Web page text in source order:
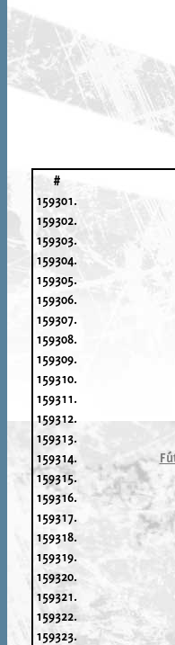
#
159301.
159302.
159303.
159304.
159305.
159306.
159307.
159308.
159309.
159310.
159311.
159312.
159313.
159314.
159315.
159316.
159317.
159318.
159319.
159320.
159321.
159322.
159323.